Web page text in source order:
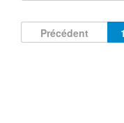
Précédent 1